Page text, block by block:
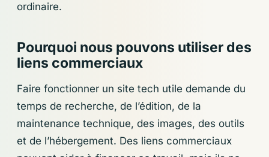
ordinaire.
Pourquoi nous pouvons utiliser des
liens commerciaux
Faire fonctionner un site tech utile demande du
temps de recherche, de l’édition, de la
maintenance technique, des images, des outils
et de l’hébergement. Des liens commerciaux